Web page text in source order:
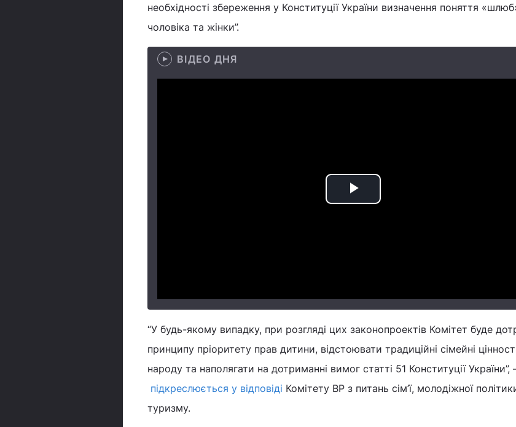
необхідності збереження у Конституції України визначення поняття
чоловіка та жінки”.
ВІДЕО ДНЯ
Play
“У будь-якому випадку, при розгляді цих законопроектів Комітет буде
принципу пріоритету прав дитини, відстоювати традиційні сімейні
народу та наполягати на дотриманні вимог статті 51 Конституції України”,
підкреслюється у відповіді Комітету ВР з питань сім’ї, молодіжної
туризму.